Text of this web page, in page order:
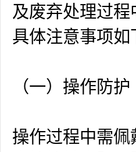
及废弃处理过
具体注意事项如
（一）操作防护
操作过程中需